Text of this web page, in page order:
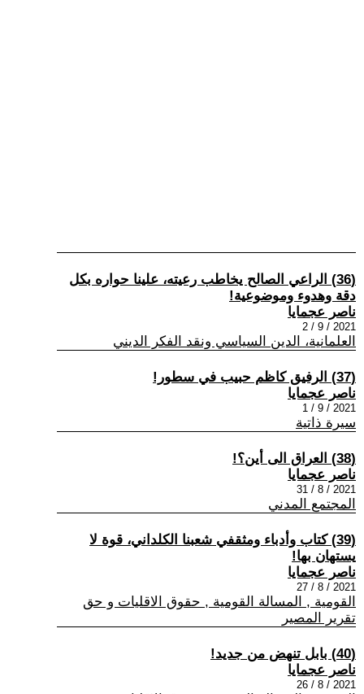
(36) الراعي الصالح يخاطب رعيته، علينا حواره بكل
دقة وهدوء وموضوعية!
ناصر عجمايا
2021 / 9 / 2
العلمانية، الدين السياسي ونقد الفكر الديني
(37) الرفيق كاظم حبيب في سطور!
ناصر عجمايا
2021 / 9 / 1
سيرة ذاتية
(38) العراق الى أين؟!
ناصر عجمايا
2021 / 8 / 31
المجتمع المدني
(39) كتاب وأدباء ومثقفي شعبنا الكلداني، قوة لا
يستهان بها!
ناصر عجمايا
2021 / 8 / 27
القومية , المسالة القومية , حقوق الاقليات و حق
تقرير المصير
(40) بابل تنهض من جديد!
ناصر عجمايا
2021 / 8 / 26